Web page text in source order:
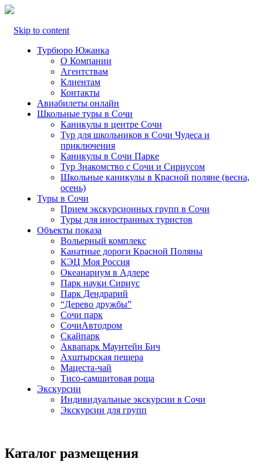
Skip to content
Турбюро Южанка
О Компании
Агентствам
Клиентам
Контакты
Авиабилеты онлайн
Школьные туры в Сочи
Каникулы в центре Сочи
Тур для школьников в Сочи Чудеса и
приключения
Каникулы в Сочи Парке
Тур Знакомство с Сочи и Сириусом
Школьные каникулы в Красной поляне (весна,
осень)
Туры в Сочи
Прием экскурсионных групп в Сочи
Туры для иностранных туристов
Объекты показа
Вольерный комплекс
Канатные дороги Красной Поляны
КЭЦ Моя Россия
Океанариум в Адлере
Парк науки Сириус
Парк Дендрарий
“Дерево дружбы”
Сочи парк
СочиАвтодром
Скайпарк
Аквапарк Маунтейн Бич
Ахштырская пещера
Мацеста-чай
Тисо-самшитовая роща
Экскурсии
Индивидуальные экскурсии в Сочи
Экскурсии для групп
Каталог размещения